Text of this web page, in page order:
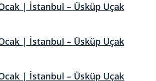
| İstanbul – Üsküp Uçak
| İstanbul – Üsküp Uçak
| İstanbul – Üsküp Uçak